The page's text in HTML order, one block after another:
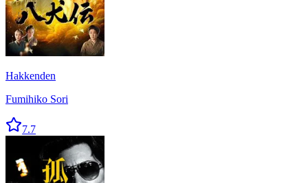
Hakkenden
Fumihiko Sori
7.7